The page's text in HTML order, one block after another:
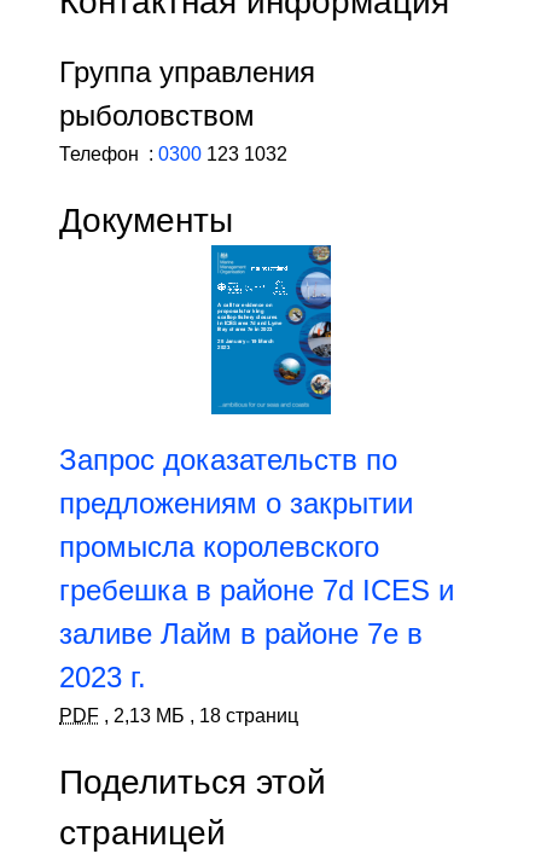
Группа управления
рыболовством
Телефон : 0300 123 1032
Документы
Запрос доказательств по
предложениям о закрытии
промысла королевского
гребешка в районе 7d ICES и
заливе Лайм в районе 7e в
2023 г.
PDF , 2,13 МБ , 18 страниц
Поделиться этой
страницей